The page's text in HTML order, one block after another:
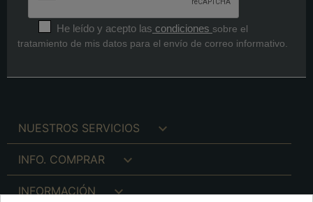
He leído y acepto las condiciones sobre el
tratamiento de mis datos para el envío de correo informativo.
NUESTROS SERVICIOS 
INFO. COMPRAR 
INFORMACIÓN 